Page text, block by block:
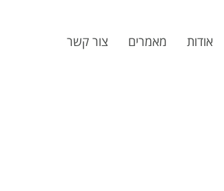
אודות מאמרים צור קשר